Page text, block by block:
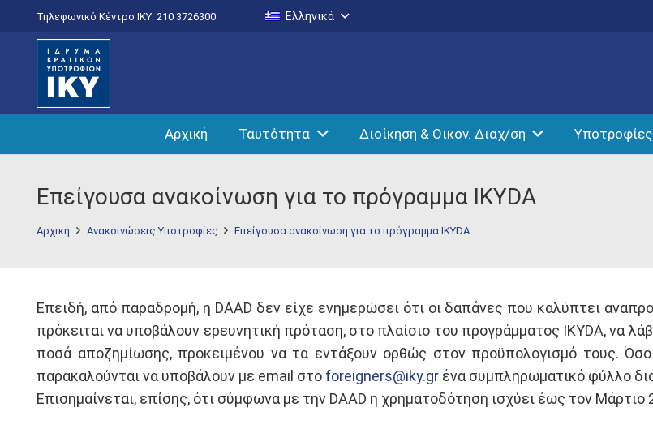
Τηλεφωνικό Κέντρο IKY: 210 3726300 Ελληνικά
Αρχική Ταυτότητα Διοίκηση & Οικον. Διαχ/ση Υποτροφίες
Επείγουσα ανακοίνωση για το πρόγραμμα IKYDA
Αρχική Ανακοινώσεις Υποτροφίες Επείγουσα ανακοίνωση για το πρόγραμμα IKYDA
Επειδή, από παραδρομή, η DAAD δεν είχε ενημερώσει ότι οι δαπάνες που καλύπτει
πρόκειται να υποβάλουν ερευνητική πρόταση, στο πλαίσιο του προγράμματος IKYDA, να
ποσά αποζημίωσης, προκειμένου να τα εντάξουν ορθώς στον προϋπολογισμό τους.
παρακαλούνται να υποβάλουν με email στο foreigners@iky.gr ένα συμπληρωματικό φύλλο
Επισημαίνεται, επίσης, ότι σύμφωνα με την DAAD η χρηματοδότηση ισχύει έως τον Μάρτιο